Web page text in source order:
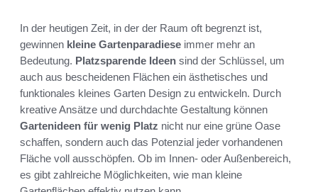
In der heutigen Zeit, in der der Raum oft begrenzt ist,
gewinnen kleine Gartenparadiese immer mehr an
Bedeutung. Platzsparende Ideen sind der Schlüssel, um
auch aus bescheidenen Flächen ein ästhetisches und
funktionales kleines Garten Design zu entwickeln. Durch
kreative Ansätze und durchdachte Gestaltung können
Gartenideen für wenig Platz nicht nur eine grüne Oase
schaffen, sondern auch das Potenzial jeder vorhandenen
Fläche voll ausschöpfen. Ob im Innen- oder Außenbereich,
es gibt zahlreiche Möglichkeiten, wie man kleine